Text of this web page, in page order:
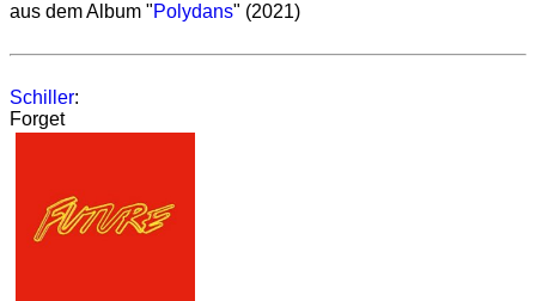
aus dem Album "Polydans" (2021)
Schiller:
Forget